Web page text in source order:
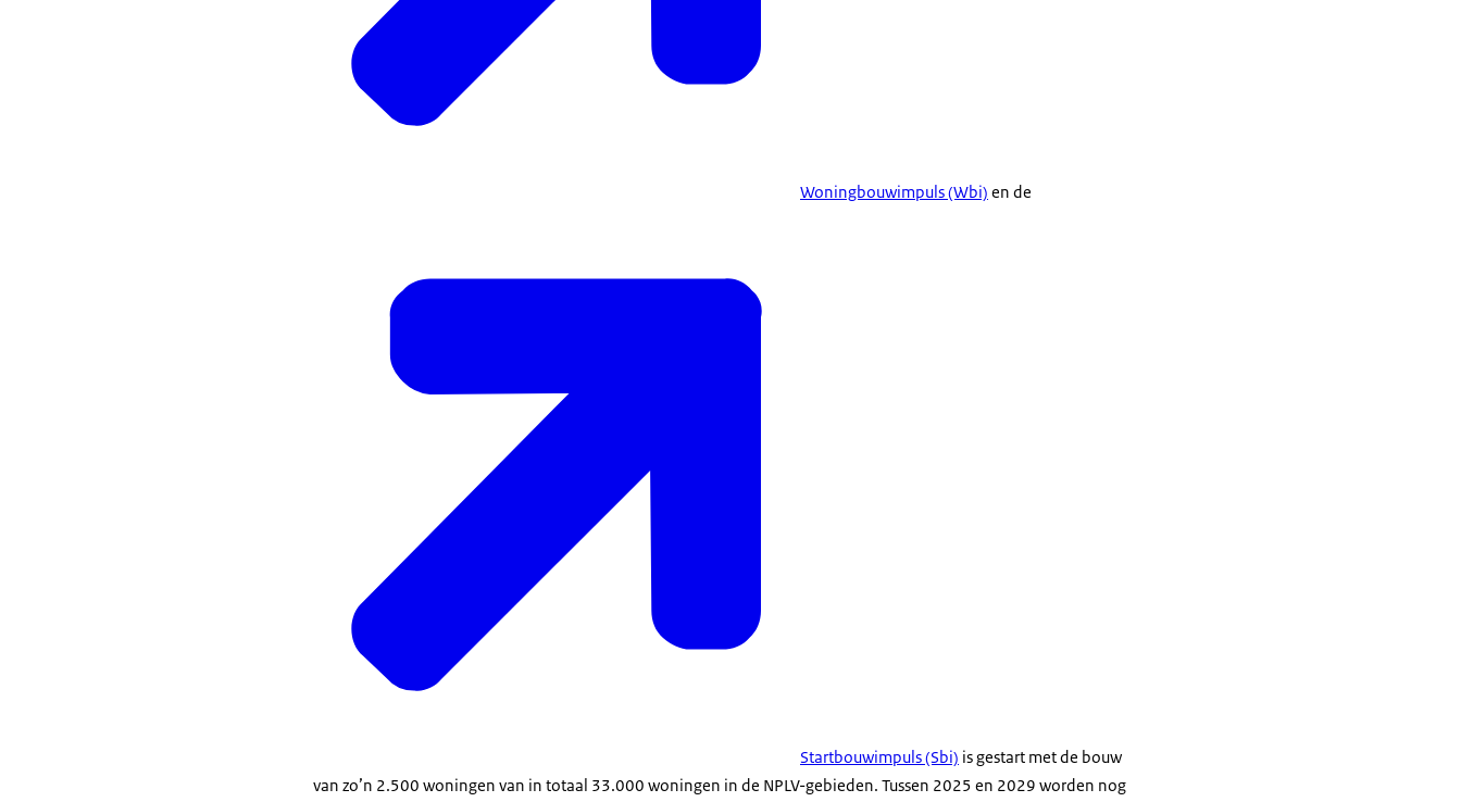
Woningbouwimpuls (Wbi) en de
Startbouwimpuls (Sbi) is gestart met de bouw
van zo’n 2.500 woningen van in totaal 33.000 woningen in de NPLV-gebieden. Tussen 2025 en 2029 worden nog